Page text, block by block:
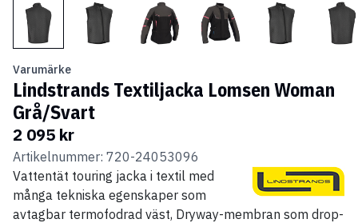
Varumärke
Lindstrands Textiljacka Lomsen Woman
Grå/Svart
2 095 kr
Artikelnummer: 720-24053096
Vattentät touring jacka i textil med
många tekniska egenskaper som
avtagbar termofodrad väst, Dryway-membran som drop-